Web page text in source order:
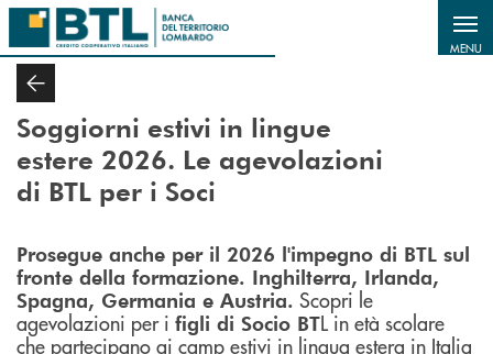
Salta al contenuto principale
MENU
Soggiorni estivi in lingue
estere 2026. Le agevolazioni
di BTL per i Soci
Prosegue anche per il 2026 l'impegno di BTL sul
fronte della formazione. Inghilterra, Irlanda,
Spagna, Germania e Austria. Scopri le
agevolazioni per i figli di Socio BTL in età scolare
che partecipano ai camp estivi in lingua estera in Italia